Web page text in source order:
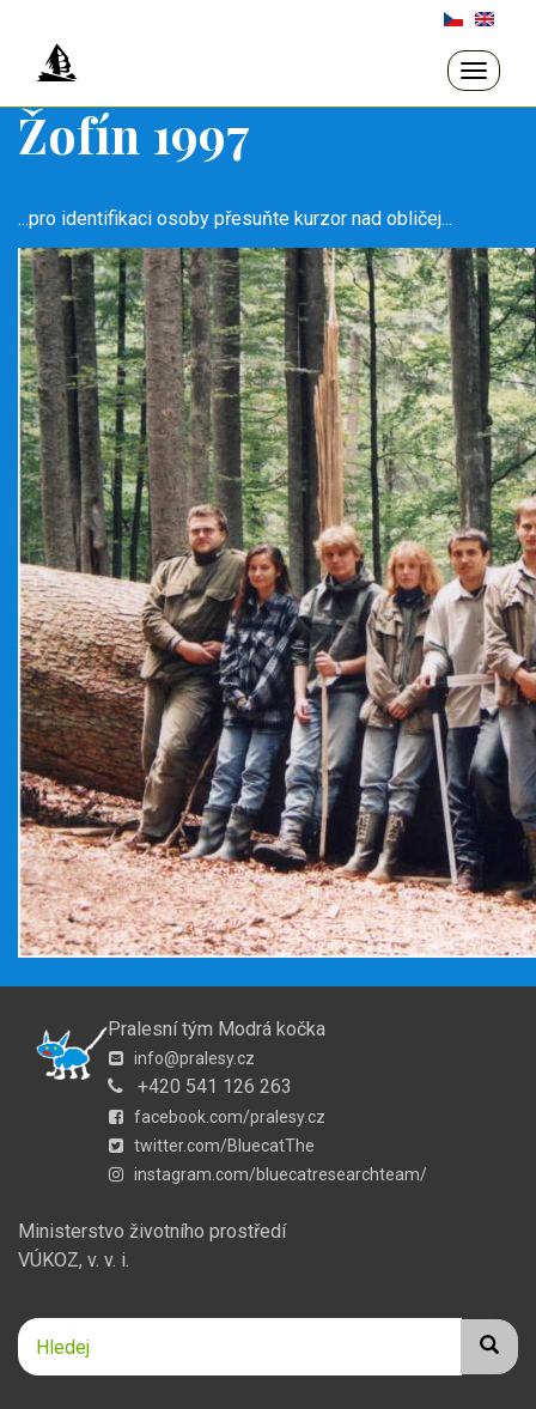
hlavnímu
Toggle
Žofín 1997
...pro identifikaci osoby přesuňte kurzor nad obličej...
Pralesní tým Modrá kočka
info@pralesy.cz
+420 541 126 263
facebook.com/pralesy.cz
twitter.com/BluecatThe
instagram.com/bluecatresearchteam/
Ministerstvo životního prostředí
VÚKOZ, v. v. i.
Hledat
Hledej
Hledej